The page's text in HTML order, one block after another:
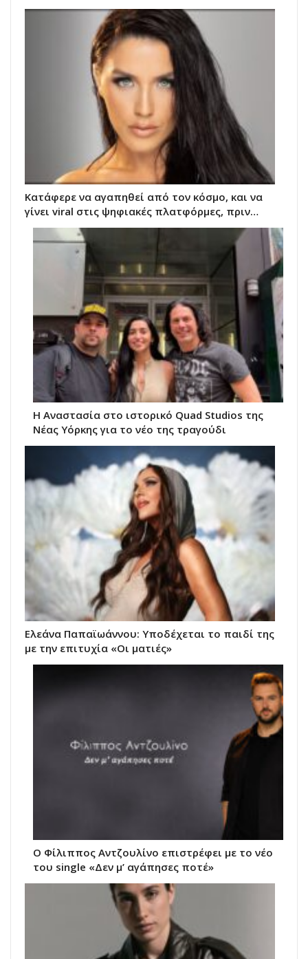
Κατάφερε να αγαπηθεί από τον κόσμο, και να
γίνει viral στις ψηφιακές πλατφόρμες, πριν…
Η Αναστασία στο ιστορικό Quad Studios της
Νέας Υόρκης για το νέο της τραγούδι
Ελεάνα Παπαϊωάννου: Υποδέχεται το παιδί της
με την επιτυχία «Οι ματιές»
Ο Φίλιππος Αντζουλίνο επιστρέφει με το νέο
του single «Δεν μ’ αγάπησες ποτέ»